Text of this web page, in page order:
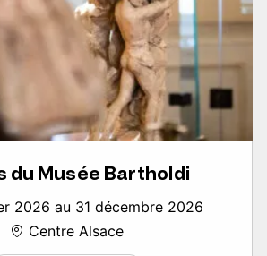
du Musée Bartholdi
2026 au 31 décembre 2026
Centre Alsace